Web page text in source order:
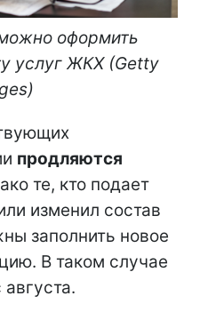
оформить
услуг ЖКХ (Getty
продляются
те, кто подает
изменил состав
заполнить новое
В таком случае